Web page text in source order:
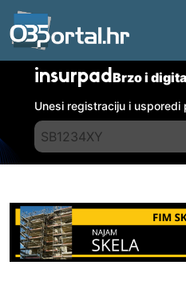
insurpadBrzo i
Unesi registraciju i usporedi